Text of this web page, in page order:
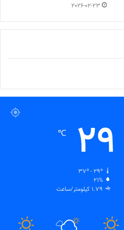
2026-02-23
29
℃
37º - 29º
21%
1.79 کیلومتر/ساعت